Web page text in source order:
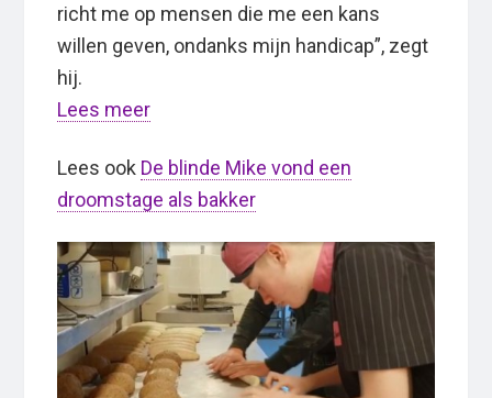
richt me op mensen die me een kans
willen geven, ondanks mijn handicap”, zegt
hij.
Lees meer
Lees ook De blinde Mike vond een
droomstage als bakker